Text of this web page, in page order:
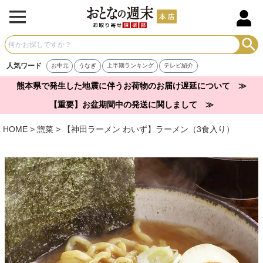
人気ワード お中元 うなぎ 上半期ランキング テレビ紹介
熊本県で発生した地震に伴うお荷物のお届け遅延について ≫
【重要】お盆期間中の発送に関しまして ≫
HOME 惣菜 【神田ラーメン わいず】ラーメン（3食入り）